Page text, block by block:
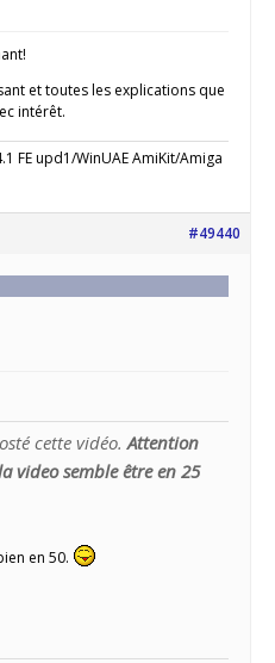
et toutes les explications que
intérêt.
FE upd1/WinUAE AmiKit/Amiga
#49440
cette vidéo.Attention
video semble être en 25
en 50.